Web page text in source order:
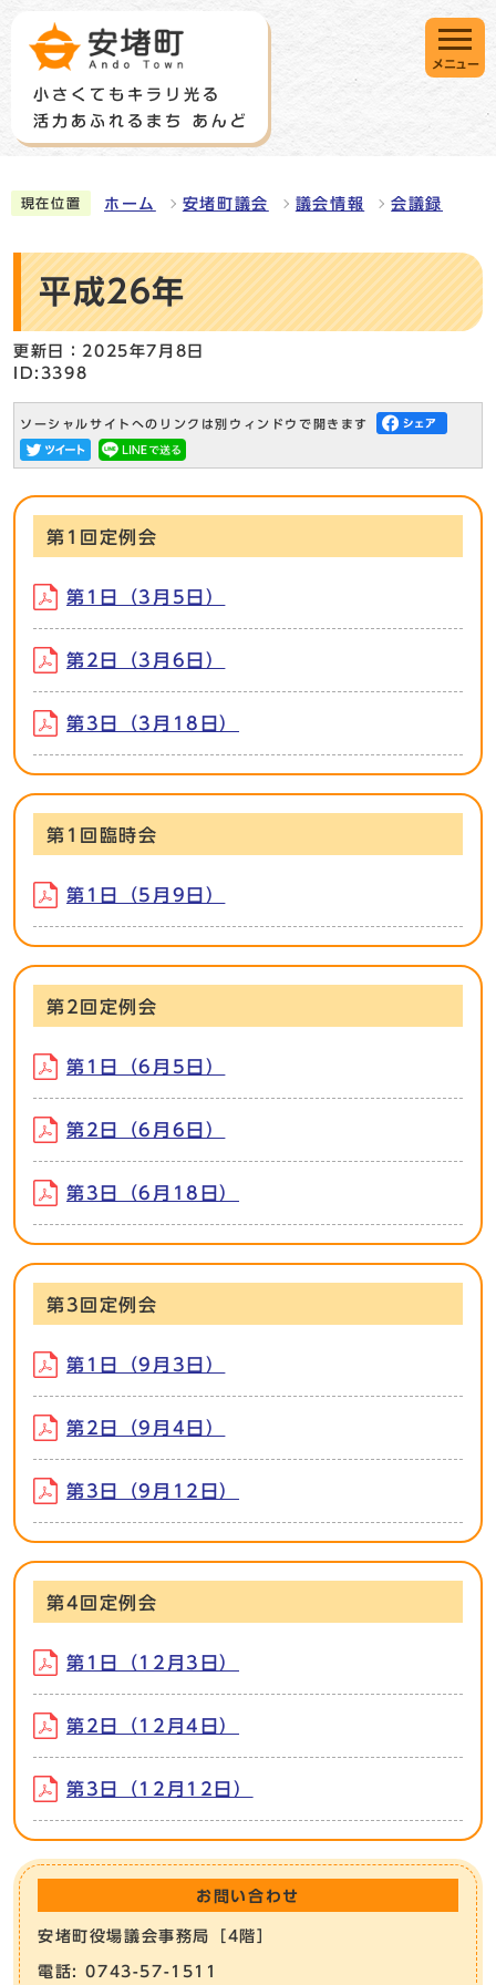
メニュー
現在位置 ホーム 安堵町議会 議会情報 会議録
平成26年
更新日：2025年7月8日
ID:3398
ソーシャルサイトへのリンクは別ウィンドウで開きます
第1回定例会
第1日（3月5日）
第2日（3月6日）
第3日（3月18日）
第1回臨時会
第1日（5月9日）
第2回定例会
第1日（6月5日）
第2日（6月6日）
第3日（6月18日）
第3回定例会
第1日（9月3日）
第2日（9月4日）
第3日（9月12日）
第4回定例会
第1日（12月3日）
第2日（12月4日）
第3日（12月12日）
お問い合わせ
安堵町役場議会事務局［4階］
電話: 0743-57-1511